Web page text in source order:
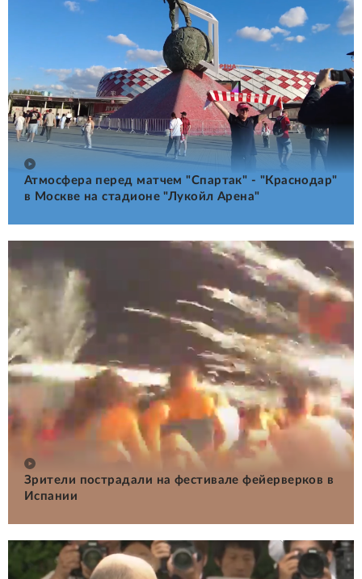
Атмосфера перед матчем "Спартак" - "Краснодар"
в Москве на стадионе "Лукойл Арена"
Зрители пострадали на фестивале фейерверков в
Испании